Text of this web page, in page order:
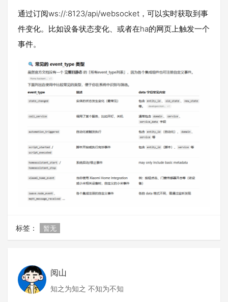
通过订阅ws://:8123/api/websocket，可以实时获取到事
件变化。比如设备状态变化、或者在ha的网页上触发一个
事件。
标签： 暂无
阅山
知之为知之 不知为不知